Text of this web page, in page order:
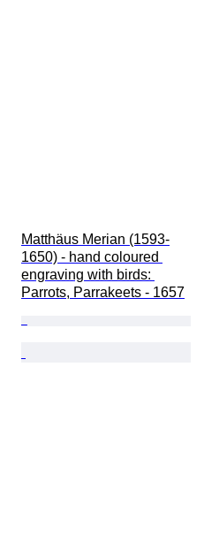
Matthäus Merian (1593-
1650) - hand coloured
engraving with birds:
Parrots, Parrakeets - 1657